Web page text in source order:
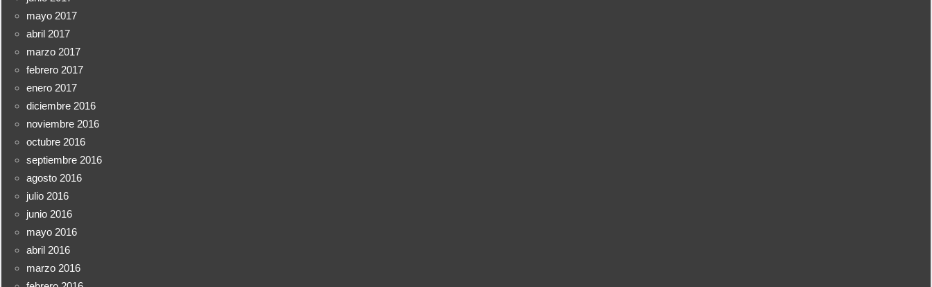
mayo 2017
abril 2017
marzo 2017
febrero 2017
enero 2017
diciembre 2016
noviembre 2016
octubre 2016
septiembre 2016
agosto 2016
julio 2016
junio 2016
mayo 2016
abril 2016
marzo 2016